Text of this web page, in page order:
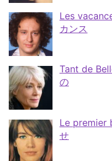
Les
カンス
Tant de
の
Le premier
せ